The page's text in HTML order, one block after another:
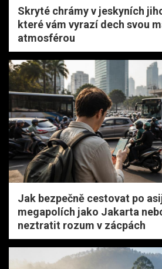
Skryté chrámy v jeskyních
které vám vyrazí dech svou
atmosférou
Jak bezpečně cestovat po
megapolích jako Jakarta
neztratit rozum v zácpách